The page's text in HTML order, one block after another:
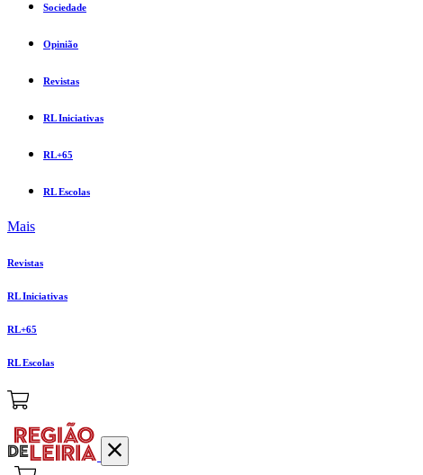
Sociedade
Opinião
Revistas
RL Iniciativas
RL+65
RL Escolas
Mais
Revistas
RL Iniciativas
RL+65
RL Escolas